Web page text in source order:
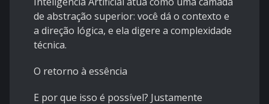
de abstração superior: você dá o contexto e
a direção lógica, e ela digere a complexidade
técnica.
​O retorno à essência
E por que isso é possível? Justamente